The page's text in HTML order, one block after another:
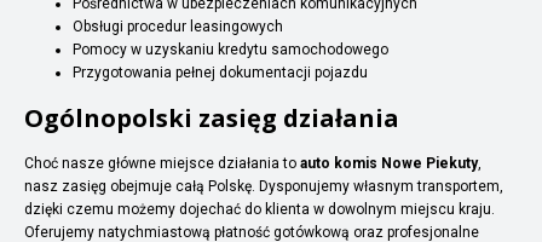
Pośrednictwa w ubezpieczeniach komunikacyjnych
Obsługi procedur leasingowych
Pomocy w uzyskaniu kredytu samochodowego
Przygotowania pełnej dokumentacji pojazdu
Ogólnopolski zasięg działania
Choć nasze główne miejsce działania to auto komis Nowe Piekuty,
nasz zasięg obejmuje całą Polskę. Dysponujemy własnym transportem,
dzięki czemu możemy dojechać do klienta w dowolnym miejscu kraju.
Oferujemy natychmiastową płatność gotówkową oraz profesjonalne